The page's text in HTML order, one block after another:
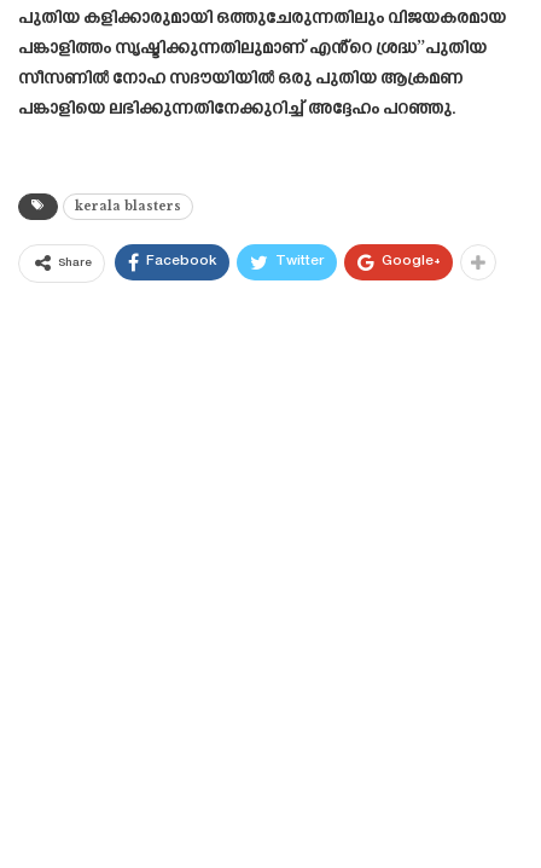
പുതിയ കളിക്കാരുമായി ഒത്തുചേരുന്നതിലും വിജയകരമായ
പങ്കാളിത്തം സൃഷ്ടിക്കുന്നതിലുമാണ് എൻ്റെ ശ്രദ്ധ”പുതിയ
സീസണിൽ നോഹ സദൗയിയിൽ ഒരു പുതിയ ആക്രമണ
പങ്കാളിയെ ലഭിക്കുന്നതിനേക്കുറിച്ച് അദ്ദേഹം പറഞ്ഞു.
kerala blasters
Share Facebook Twitter Google+